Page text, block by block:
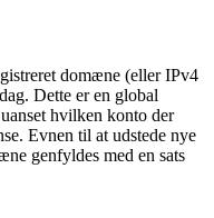
domæne (eller IPv4
Dette er en global
hvilken konto der
Evnen til at udstede nye
genfyldes med en sats